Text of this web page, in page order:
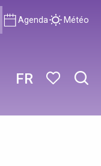
FR
Agenda Météo